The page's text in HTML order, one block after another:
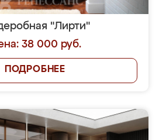
"Лирти"
38 000 руб.
ПОДРОБНЕЕ